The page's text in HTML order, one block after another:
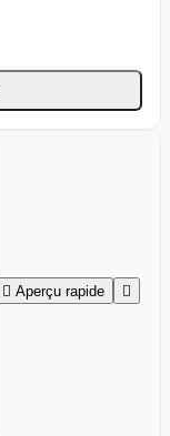
 Aperçu rapide 